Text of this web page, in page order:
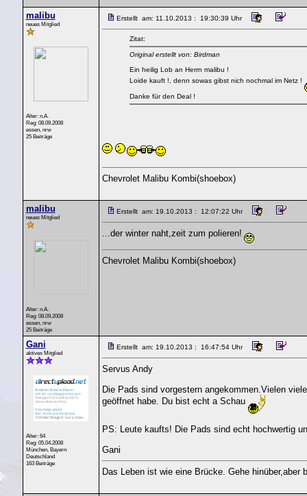
malibu
neues Mitglied
Alter: n.A.
Reg: 08.09.2008
essen, nrw
25 Beiträge
Erstellt am: 11.10.2013 : 19:30:39 Uhr
Zitat:
Original erstellt von: Birdman
Ein heilig Lob an Herrn malibu !
Loide kauft !, denn sowas gibst nich nochmal im Netz !
Danke für den Deal !
Chevrolet Malibu Kombi(shoebox)
malibu
neues Mitglied
Alter: n.A.
Reg: 08.09.2008
essen, nrw
25 Beiträge
Erstellt am: 19.10.2013 : 12:07:22 Uhr
...der winter naht,zeit zum polieren!
Chevrolet Malibu Kombi(shoebox)
Gani
aktives Mitglied
Alter: 64
Reg: 05.04.2008
München, Bayern
Deutschland
163 Beiträge
Erstellt am: 19.10.2013 : 16:47:54 Uhr
Servus Andy
Die Pads sind vorgestern angekommen.Vielen
geöffnet habe. Du bist echt a Schau
PS: Leute kaufts! Die Pads sind echt hochwertig
Gani
Das Leben ist wie eine Brücke. Gehe hinüber,aber